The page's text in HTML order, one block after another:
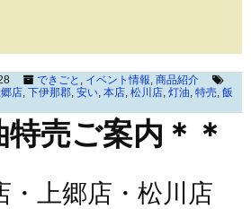
できごと , イベント情報, 商品紹介
店, 下伊那郡, 安い, 本店, 松川店, 灯油, 特売, 飯
特売ご案内＊＊
・上郷店・松川店